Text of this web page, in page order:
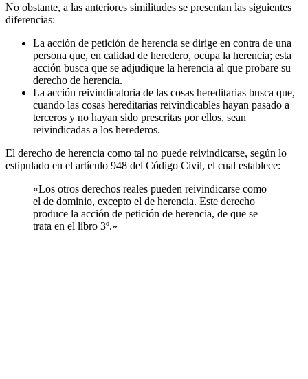
No obstante, a las anteriores similitudes se presentan las siguientes
diferencias:
La acción de petición de herencia se dirige en contra de una
persona que, en calidad de heredero, ocupa la herencia; esta
acción busca que se adjudique la herencia al que probare su
derecho de herencia.
La acción reivindicatoria de las cosas hereditarias busca que,
cuando las cosas hereditarias reivindicables hayan pasado a
terceros y no hayan sido prescritas por ellos, sean
reivindicadas a los herederos.
El derecho de herencia como tal no puede reivindicarse, según lo
estipulado en el artículo 948 del Código Civil, el cual establece:
«Los otros derechos reales pueden reivindicarse como
el de dominio, excepto el de herencia. Este derecho
produce la acción de petición de herencia, de que se
trata en el libro 3º.»